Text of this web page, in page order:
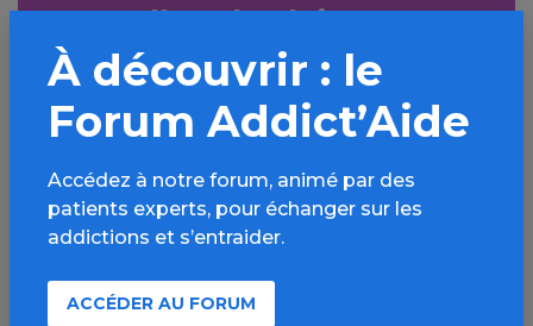
Aller plus loin sur
l’espace Autres drogues
Informations, parcours d’évaluations,
bonnes pratiques, FAQ, annuaires,
Découvrir
À découvrir : le
Forum Addict’Aide
Accédez à notre forum, animé par des
patients experts, pour échanger sur les
addictions et s’entraider.
ACCÉDER AU FORUM